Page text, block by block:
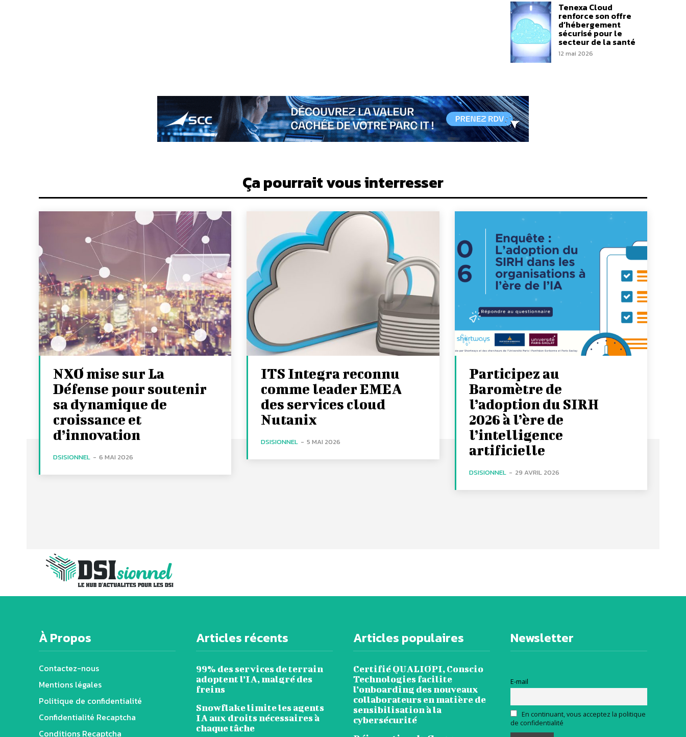
Tenexa Cloud
renforce son offre
d’hébergement
sécurisé pour le
secteur de la santé
12 mai 2026
Ça pourrait vous interresser
NXO mise sur La
Défense pour soutenir
sa dynamique de
croissance et
d’innovation
DSISIONNEL - 6 MAI 2026
ITS Integra reconnu
comme leader EMEA
des services cloud
Nutanix
DSISIONNEL - 5 MAI 2026
Participez au
Baromètre de
l’adoption du SIRH
2026 à l’ère de
l’intelligence
artificielle
DSISIONNEL - 29 AVRIL 2026
À Propos
Contactez-nous
Mentions légales
Politique de confidentialité
Confidentialité Recaptcha
Conditions Recaptcha
Articles récents
99% des services de terrain
adoptent l’IA, malgré des
freins
Snowflake limite les agents
IA aux droits nécessaires à
chaque tâche
Articles populaires
Certifié QUALIOPI, Conscio
Technologies facilite
l’onboarding des nouveaux
collaborateurs en matière de
sensibilisation à la
cybersécurité
Newsletter
E-mail
En continuant, vous acceptez la politique
de confidentialité